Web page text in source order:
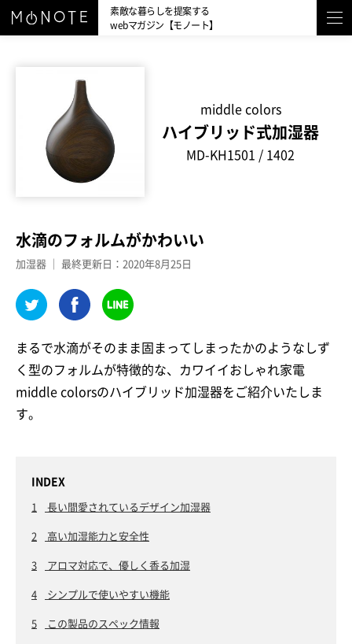
素敵な暮らしを提案する
webマガジン【モノート】
middle colors
ハイブリッド式加湿器
MD-KH1501 / 1402
水滴のフォルムがかわいい
加湿器 ｜ 最終更新日：2020年8月25日
まるで水滴がそのまま固まってしまったかのようなしず
く型のフォルムが特徴的な、カワイイおしゃれ家電
middle colorsのハイブリッド加湿器をご紹介いたしま
す。
INDEX
1 長い間愛されているデザイン加湿器
2 高い加湿能力と安全性
3 アロマ対応で、優しく香る加湿
4 シンプルで使いやすい機能
5 この製品のスペック情報